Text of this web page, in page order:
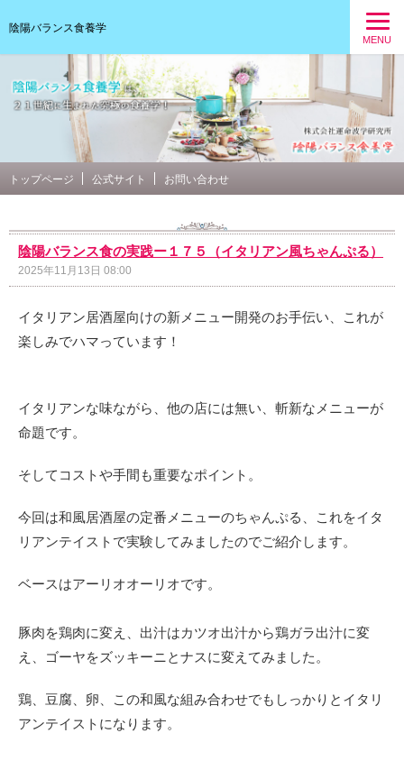
陰陽バランス食養学
MENU
トップページ 公式サイト お問い合わせ
陰陽バランス食の実践ー１７５（イタリアン風ちゃんぷる）
2025年11月13日 08:00
イタリアン居酒屋向けの新メニュー開発のお手伝い、これが
楽しみでハマっています！
イタリアンな味ながら、他の店には無い、斬新なメニューが
命題です。
そしてコストや手間も重要なポイント。
今回は和風居酒屋の定番メニューのちゃんぷる、これをイタ
リアンテイスト で実験してみましたのでご紹介します。
ベースはアーリオオーリオです。
豚肉を鶏肉に変え、出汁はカツオ出汁から鶏ガラ出汁に変
え、ゴーヤをズッキーニとナスに変えてみました。
鶏、豆腐、卵、この和風な組み合わせでもしっかりとイタリ
アンテイストになります。